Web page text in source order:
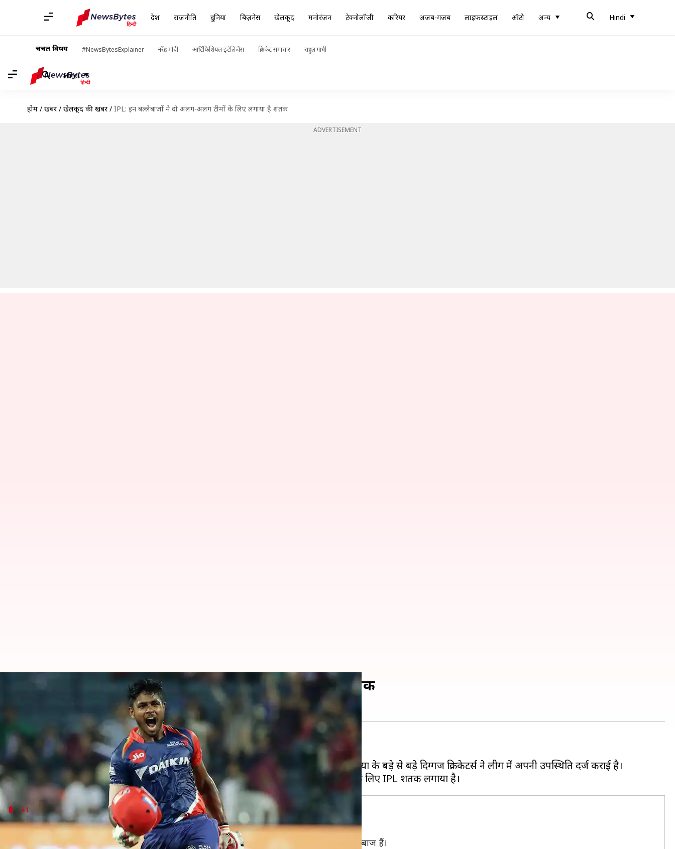
देश राजनीति दुनिया बिज़नेस खेलकूद मनोरंजन टेक्नोलॉजी करियर अजब-गजब लाइफस्टाइल ऑटो अन्य Hindi
चर्चित विषय #NewsBytesExplainer नरेंद्र मोदी आर्टिफिशियल इंटेलिजेंस क्रिकेट समाचार राहुल गांधी
Hindi
होम / खबरें / खेलकूद की खबरें / IPL: इन बल्लेबाजों ने दो अलग-अलग टीमों के लिए लगाया है शतक
ADVERTISEMENT
IPL: इन बल्लेबाजों ने दो अलग-अलग टीमों के लिए लगाया है शतक
07:30 am
क्या है खबर?
इंडियन प्रीमियर लीग (IPL) को दुनिया की सबसे बड़ी टी-20 लीग माना जाता है।
इस लीग में दुनिया का हर क्रिकेटर खेलने की इच्छा रखता है और अब तक हो चुके 12 सीजनों में दुनिया के बड़े से बड़े दिग्गज क्रिकेटर्स ने लीग में अपनी उपस्थिति दर्ज कराई है।
#1
दो टीमों के लिए शतक लगाने वाले पहले बल्लेबाज
पूर्व ऑस्ट्रेलियाई विकेटकीपर बल्लेबाज एडम गिलक्रिस्ट दो टीमों के लिए IPL शतक लगाने वाले पहले बल्लेबाज हैं।